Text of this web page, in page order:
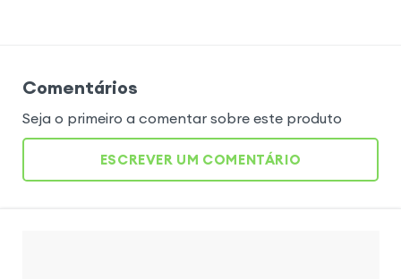
Comentários
Seja o primeiro a comentar sobre este produto
ESCREVER UM COMENTÁRIO